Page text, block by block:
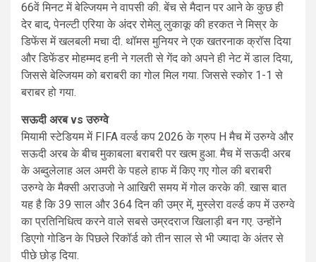
66वें मिनट में बेल्जियम ने वापसी की. बेंच से मैदान पर आने के कुछ ही
देर बाद, पेनल्टी एरिया के अंदर रोमेलु लुकाकू की हरकत ने मिस्र के
डिफेंस में खलबली मचा दी. थॉमस मुनियर ने एक खतरनाक क्रॉस दिया
और डिफेंडर मोहम्मद हनी ने गलती से गेंद को अपने ही नेट में डाल दिया,
जिससे बेल्जियम को बराबरी का गोल मिल गया. जिससे स्कोर 1-1 से
बराबर हो गया.
सऊदी अरब vs उरुग्वे
मियामी स्टेडियम में FIFA वर्ल्ड कप 2026 के ग्रुप H मैच में उरुग्वे और
सऊदी अरब के बीच मुकाबला बराबरी पर खत्म हुआ. मैच में सऊदी अरब
के अब्दुलेलाह अल अमरी के पहले हाफ में किए गए गोल की बराबरी
उरुग्वे के मैक्सी अराउजो ने आखिरी समय में गोल करके की. खास बात
यह है कि 39 साल और 364 दिन की उम्र में, मुस्लेरा वर्ल्ड कप में उरुग्वे
का प्रतिनिधित्व करने वाले सबसे उम्रदराज खिलाड़ी बन गए. उन्होंने
डिएगो गोडिन के पिछले रिकॉर्ड को तीन साल से भी ज्यादा के अंतर से
पीछे छोड़ दिया.